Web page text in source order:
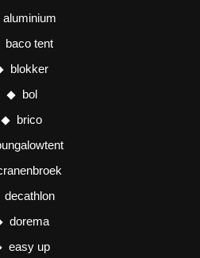
aluminium
baco tent
blokker
bol
brico
decathlon
dorema
easy up